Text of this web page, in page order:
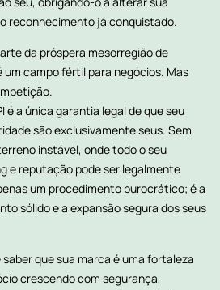
reconhecimento já conquistado.
da próspera mesorregião de
campo fértil para negócios. Mas
é a única garantia legal de que seu
são exclusivamente seus. Sem
instável, onde todo o seu
e reputação pode ser legalmente
um procedimento burocrático; é a
sólido e a expansão segura dos seus
que sua marca é uma fortaleza
crescendo com segurança,